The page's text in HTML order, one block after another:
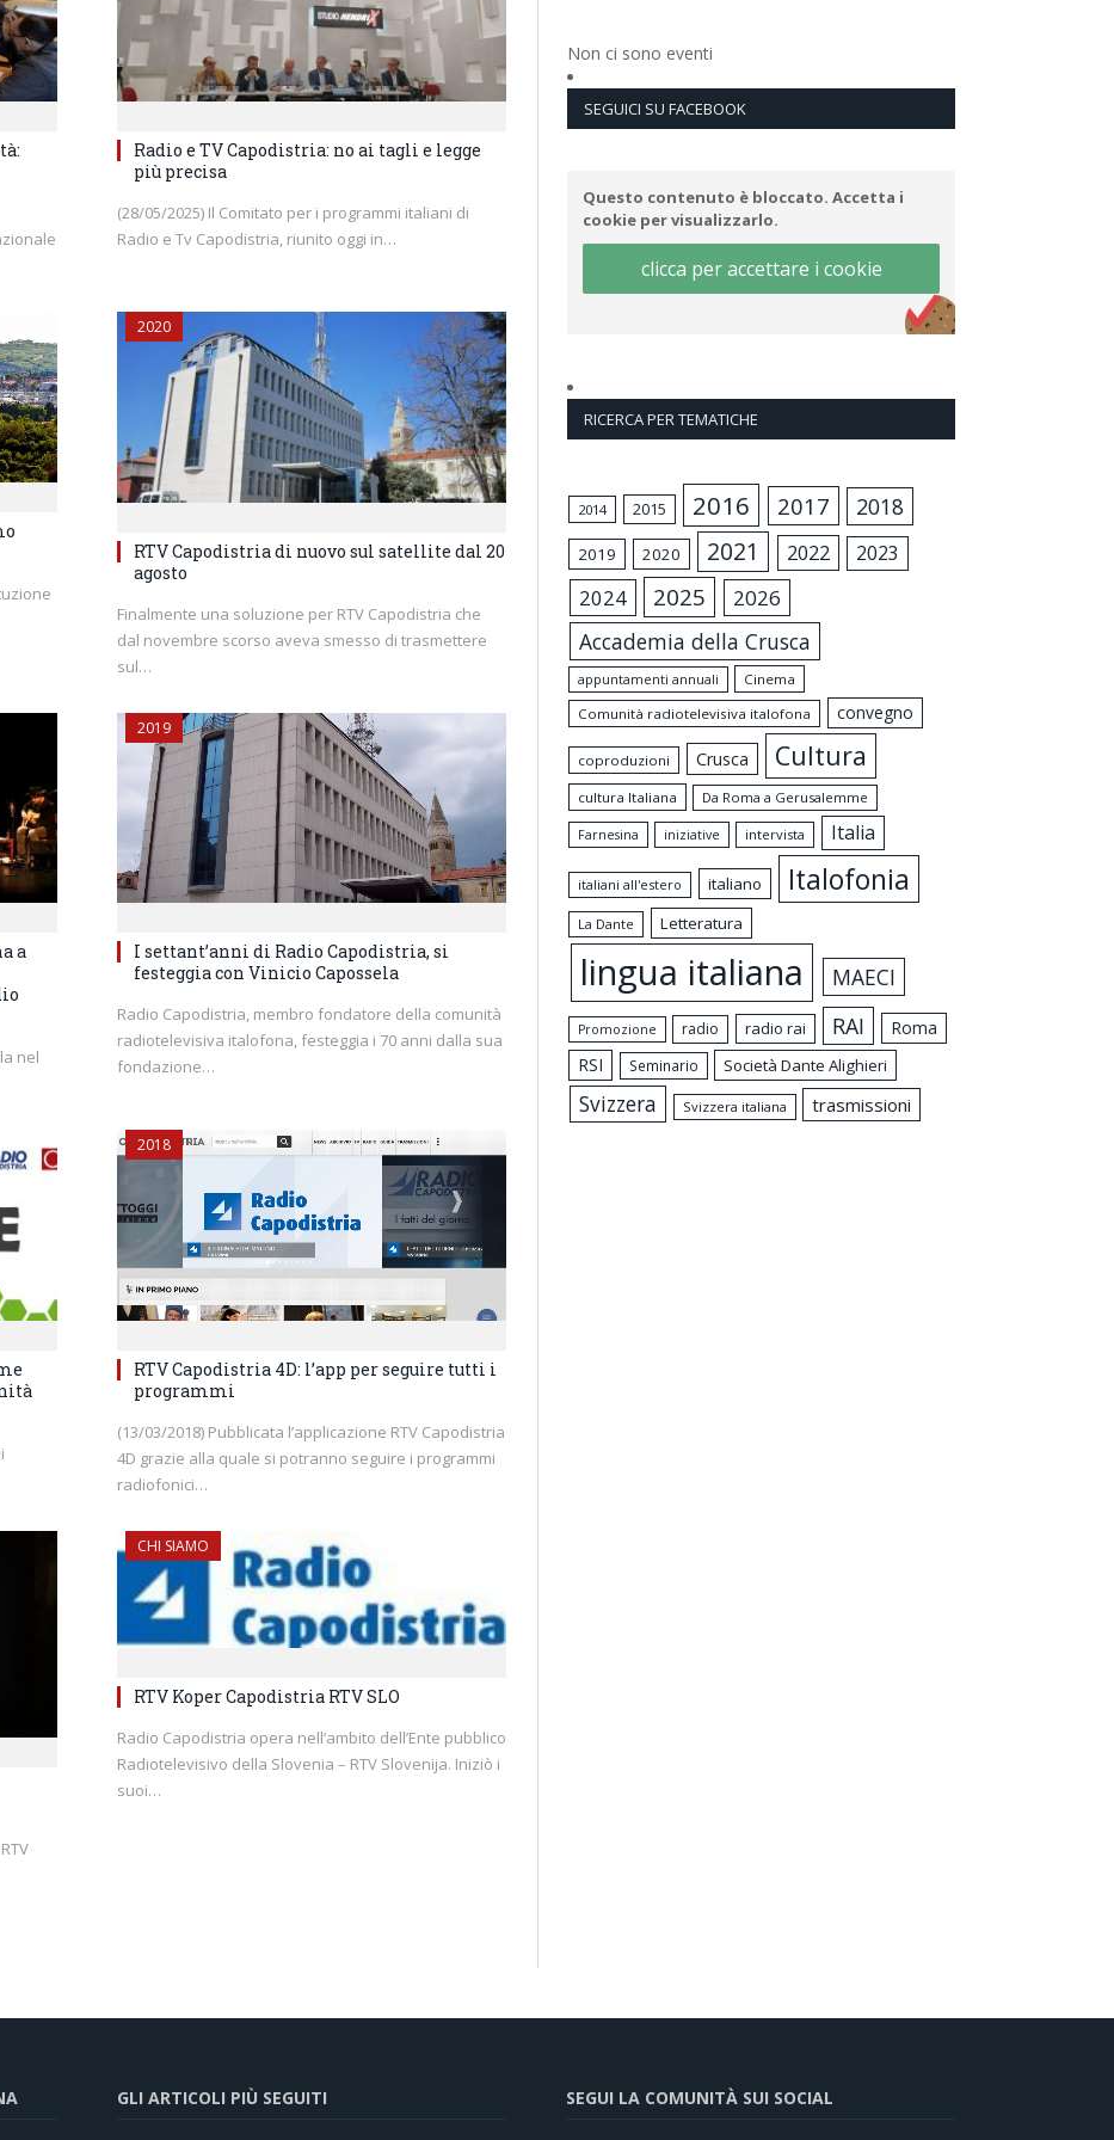
Radio e TV Capodistria: no ai tagli e legge
più precisa
(28/05/2025) Il Comitato per i programmi italiani di
Radio e Tv Capodistria, riunito oggi in…
2020
RTV Capodistria di nuovo sul satellite dal 20
agosto
Finalmente una soluzione per RTV Capodistria che
dal novembre scorso aveva smesso di trasmettere
sul…
a
nel
2019
I settant’anni di Radio Capodistria, si
festeggia con Vinicio Capossela
Radio Capodistria, membro fondatore della comunità
radiotelevisiva italofona, festeggia i 70 anni dalla sua
fondazione…
2018
RTV Capodistria 4D: l’app per seguire tutti i
programmi
(13/03/2018) Pubblicata l’applicazione RTV Capodistria
4D grazie alla quale si potranno seguire i programmi
radiofonici…
CHI SIAMO
RTV Koper Capodistria RTV SLO
Radio Capodistria opera nell’ambito dell’Ente pubblico
Radiotelevisivo della Slovenia – RTV Slovenija. Iniziò i
suoi…
Non ci sono eventi
SEGUICI SU FACEBOOK
Questo contenuto è bloccato. Accetta i
cookie per visualizzarlo.
clicca per accettare i cookie
RICERCA PER TEMATICHE
2014 2015 2016 2017 2018
2019 2020 2021 2022 2023
2024 2025 2026
Accademia della Crusca
appuntamenti annuali
Cinema
Comunità radiotelevisiva italofona
convegno
coproduzioni Crusca Cultura
cultura Italiana Da Roma a Gerusalemme
Farnesina iniziative intervista Italia
italiani all'estero italiano Italofonia
La Dante Letteratura
lingua italiana MAECI
Promozione radio radio rai RAI
Roma
RSI
Seminario Società Dante Alighieri
Svizzera Svizzera italiana trasmissioni
GLI ARTICOLI PIÙ SEGUITI SEGUI LA COMUNITÀ SUI SOCIAL